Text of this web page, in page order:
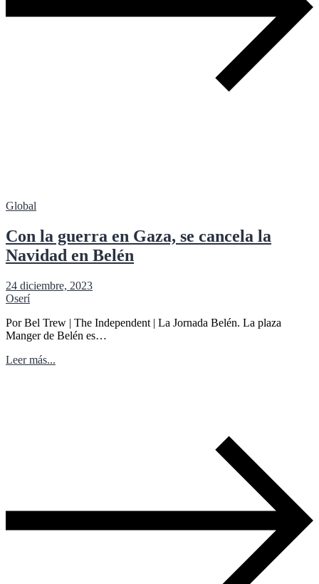
Global
Con la guerra en Gaza, se cancela la
Navidad en Belén
24 diciembre, 2023
Oserí
Por Bel Trew | The Independent | La Jornada Belén. La plaza
Manger de Belén es…
Leer más...